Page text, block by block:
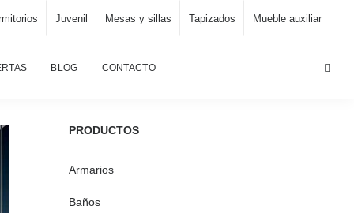
Juvenil Mesas y sillas Tapizados Mueble auxiliar
BLOG CONTACTO
PRODUCTOS
Armarios
Baños